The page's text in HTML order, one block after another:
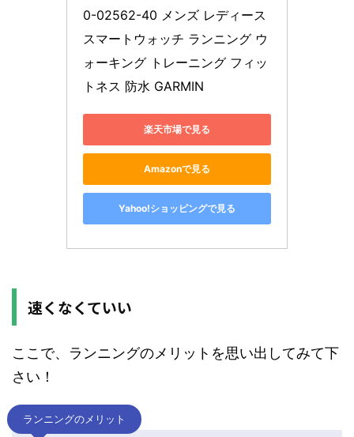
0-02562-40 メンズ レディース
スマートウォッチ ランニング ウ
ォーキング トレーニング フィッ
トネス 防水 GARMIN
楽天市場で見る
Amazonで見る
Yahoo!ショッピングで見る
速くなくていい
ここで、ランニングのメリットを思い出してみて下
さい！
ランニングのメリット